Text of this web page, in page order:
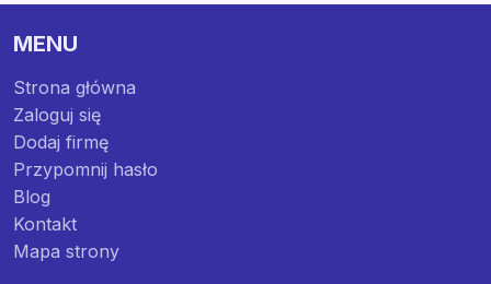
MENU
Strona główna
Zaloguj się
Dodaj firmę
Przypomnij hasło
Blog
Kontakt
Mapa strony